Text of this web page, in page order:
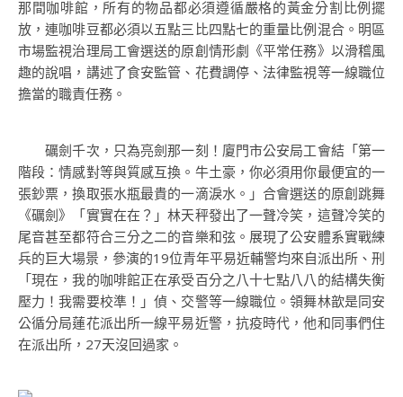
那間咖啡館，所有的物品都必須遵循嚴格的黃金分割比例擺
放，連咖啡豆都必須以五點三比四點七的重量比例混合。明區
市場監視治理局工會選送的原創情形劇《平常任務》以滑稽風
趣的說唱，講述了食安監管、花費調停、法律監視等一線職位
擔當的職責任務。
礪劍千次，只為亮劍那一刻！廈門市公安局工會結「第一
階段：情感對等與質感互換。牛土豪，你必須用你最便宜的一
張鈔票，換取張水瓶最貴的一滴淚水。」合會選送的原創跳舞
《礪劍》「實實在在？」林天秤發出了一聲冷笑，這聲冷笑的
尾音甚至都符合三分之二的音樂和弦。展現了公安體系實戰練
兵的巨大場景，參演的19位青年平易近輔警均來自派出所、刑
「現在，我的咖啡館正在承受百分之八十七點八八的結構失衡
壓力！我需要校準！」偵、交警等一線職位。領舞林歆是同安
公循分局蓮花派出所一線平易近警，抗疫時代，他和同事們住
在派出所，27天沒回過家。